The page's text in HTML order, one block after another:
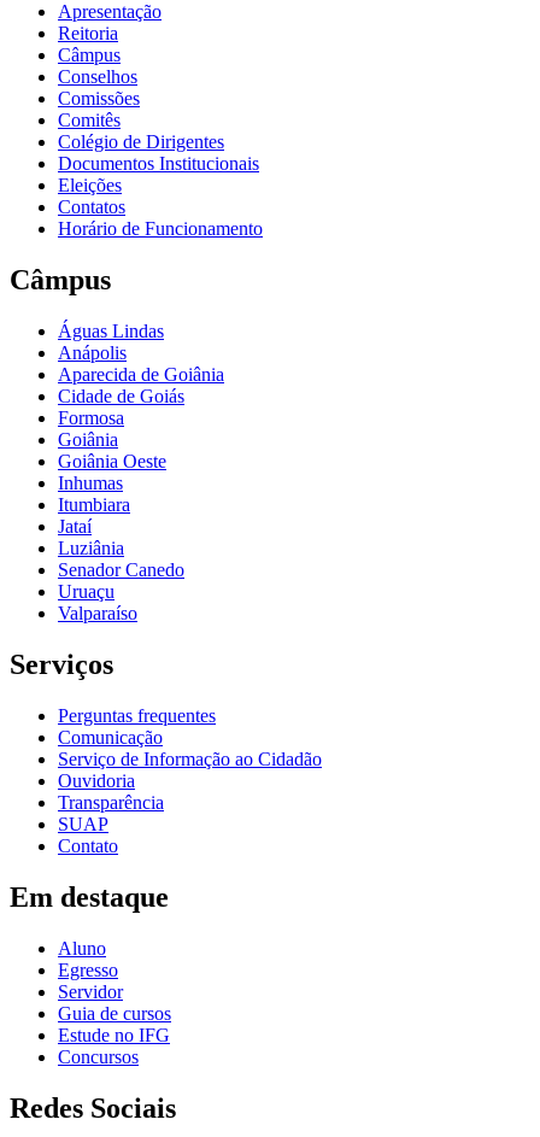
Apresentação
Reitoria
Câmpus
Conselhos
Comissões
Comitês
Colégio de Dirigentes
Documentos Institucionais
Eleições
Contatos
Horário de Funcionamento
Câmpus
Águas Lindas
Anápolis
Aparecida de Goiânia
Cidade de Goiás
Formosa
Goiânia
Goiânia Oeste
Inhumas
Itumbiara
Jataí
Luziânia
Senador Canedo
Uruaçu
Valparaíso
Serviços
Perguntas frequentes
Comunicação
Serviço de Informação ao Cidadão
Ouvidoria
Transparência
SUAP
Contato
Em destaque
Aluno
Egresso
Servidor
Guia de cursos
Estude no IFG
Concursos
Redes Sociais